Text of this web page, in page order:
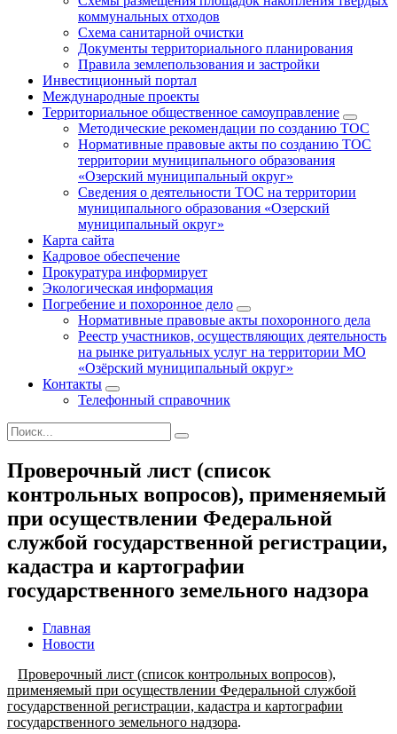
коммунальных отходов
Схема санитарной очистки
Документы территориального планирования
Правила землепользования и застройки
Инвестиционный портал
Международные проекты
Территориальное общественное самоуправление
Методические рекомендации по созданию ТОС
Нормативные правовые акты по созданию ТОС
территории муниципального образования
«Озерский муниципальный округ»
Сведения о деятельности ТОС на территории
муниципального образования «Озерский
муниципальный округ»
Карта сайта
Кадровое обеспечение
Прокуратура информирует
Экологическая информация
Погребение и похоронное дело
Нормативные правовые акты похоронного дела
Реестр участников, осуществляющих деятельность
на рынке ритуальных услуг на территории МО
«Озёрский муниципальный округ»
Контакты
Телефонный справочник
Проверочный лист (список
контрольных вопросов), применяемый
при осуществлении Федеральной
службой государственной регистрации,
кадастра и картографии
государственного земельного надзора
Главная
Новости
Проверочный лист (список контрольных вопросов),
применяемый при осуществлении Федеральной службой
государственной регистрации, кадастра и картографии
государственного земельного надзора.